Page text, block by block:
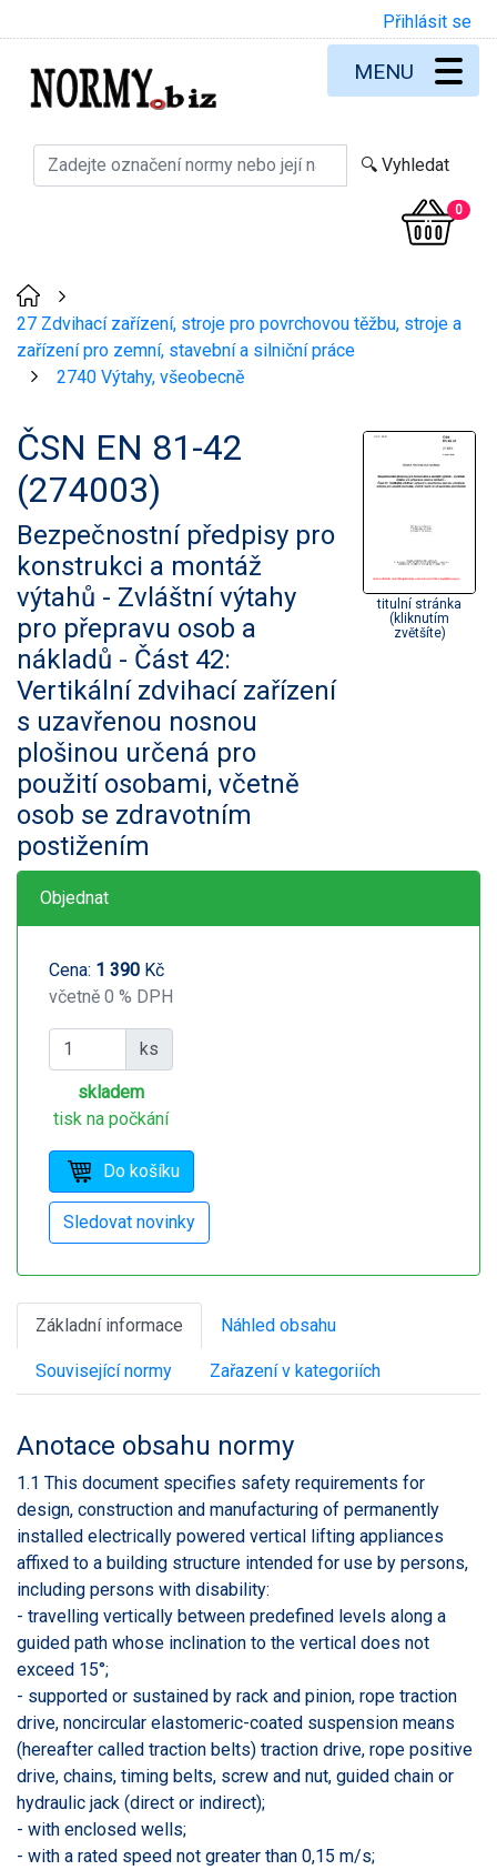
Přihlásit se
0
MENU
27 Zdvihací zařízení, stroje pro povrchovou těžbu, stroje a
zařízení pro zemní, stavební a silniční práce
2740 Výtahy, všeobecně
ČSN EN 81-42
(274003)
Bezpečnostní předpisy pro
konstrukci a montáž
výtahů - Zvláštní výtahy
pro přepravu osob a
nákladů - Část 42:
Vertikální zdvihací zařízení
s uzavřenou nosnou
plošinou určená pro
použití osobami, včetně
osob se zdravotním
postižením
titulní stránka
(kliknutím
zvětšíte)
Objednat
Cena: 1 390 Kč
včetně 0 % DPH
ks
skladem
tisk na počkání
Základní informace Náhled obsahu
Související normy Zařazení v kategoriích
Anotace obsahu normy
1.1 This document specifies safety requirements for
design, construction and manufacturing of permanently
installed electrically powered vertical lifting appliances
affixed to a building structure intended for use by persons,
including persons with disability:
- travelling vertically between predefined levels along a
guided path whose inclination to the vertical does not
exceed 15°;
- supported or sustained by rack and pinion, rope traction
drive, noncircular elastomeric-coated suspension means
(hereafter called traction belts) traction drive, rope positive
drive, chains, timing belts, screw and nut, guided chain or
hydraulic jack (direct or indirect);
- with enclosed wells;
- with a rated speed not greater than 0,15 m/s;